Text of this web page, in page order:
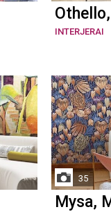
INTERJERAI
35
Mysa,